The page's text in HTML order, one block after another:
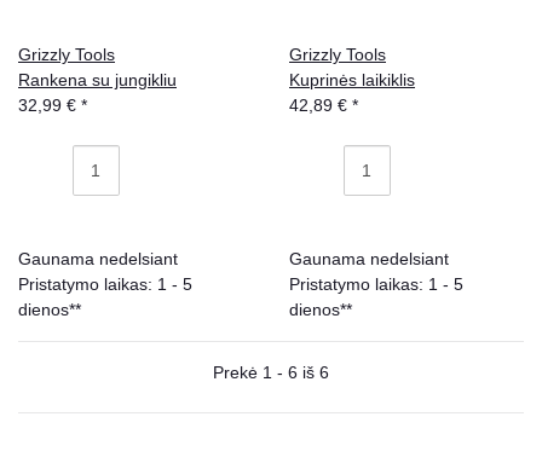
Grizzly Tools
Rankena su jungikliu
32,99 € *
Gaunama nedelsiant
Pristatymo laikas: 1 - 5
dienos**
Grizzly Tools
Kuprinės laikiklis
42,89 € *
Gaunama nedelsiant
Pristatymo laikas: 1 - 5
dienos**
Prekė 1 - 6 iš 6